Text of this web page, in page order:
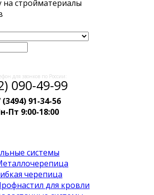
на стройматериалы
для звонков по России:
090-49-99
(3494) 91-34-56
Пт 9:00-18:00
системы
черепица
для кровли